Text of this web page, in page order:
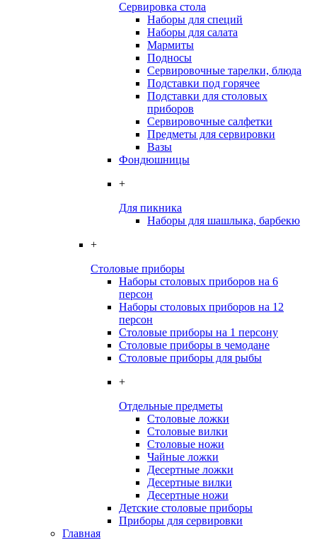
Сервировка стола
Наборы для специй
Наборы для салата
Мармиты
Подносы
Сервировочные тарелки, блюда
Подставки под горячее
Подставки для столовых
приборов
Сервировочные салфетки
Предметы для сервировки
Вазы
Фондюшницы
+
Для пикника
Наборы для шашлыка, барбекю
+
Столовые приборы
Наборы столовых приборов на 6
персон
Наборы столовых приборов на 12
персон
Столовые приборы на 1 персону
Столовые приборы в чемодане
Столовые приборы для рыбы
+
Отдельные предметы
Столовые ложки
Столовые вилки
Столовые ножи
Чайные ложки
Десертные ложки
Десертные вилки
Десертные ножи
Детские столовые приборы
Приборы для сервировки
Главная